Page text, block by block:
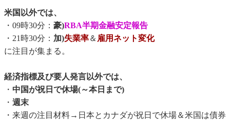
米国以外では、
・09時30分： 豪)RBA半期金融安定報告
・21時30分： 加)失業率＆ 雇用ネット変化
に注目が集まる。
経済指標及び要人発言以外では、
・ 中国が祝日で休場(～本日まで)
・ 週末
・来週の注目材料→日本とカナダが祝日で休場＆米国は債券